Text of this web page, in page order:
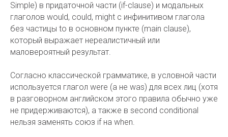
Simple) в придаточной части (if-clause) и модальных
глаголов would, could, might с инфинитивом глагола
без частицы to в основном пункте (main clause),
который выражает нереалистичный или
маловероятный результат.
Согласно классической грамматике, в условной части
используется глагол were (а не was) для всех лиц (хотя
в разговорном английском этого правила обычно уже
не придерживаются), а также в second conditional
нельзя заменять союз if на when.